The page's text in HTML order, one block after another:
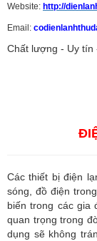
Website: http://
Email:
Chất lượng - Uy tín
Các thiết bị điện
sóng, đồ điện
biến trong các gia
quan trọng trong
dụng sẽ không